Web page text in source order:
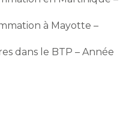
à Mayotte –
dans le BTP – Année